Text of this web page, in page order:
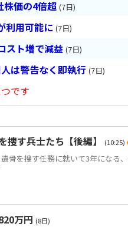
株価の4倍超 (7日)
利用可能に (7日)
スト増で減益 (7日)
は警告なく即執行 (7日)
です
捜す兵士たち【後編】 (10:25)
を捜す任務に就いて3年になる
万円 (8日)